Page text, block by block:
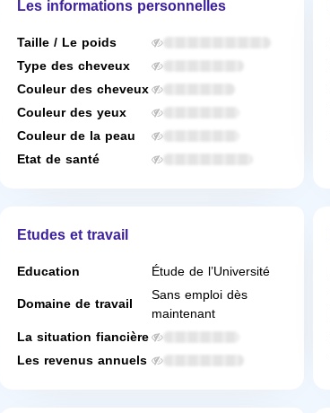
Les informations personnelles
Taille / Le poids
Type des cheveux
Couleur des cheveux
Couleur des yeux
Couleur de la peau
Etat de santé
Etudes et travail
Education
Étude de l’Université
Domaine de travail
Sans emploi dès
maintenant
La situation fiancière
Les revenus annuels